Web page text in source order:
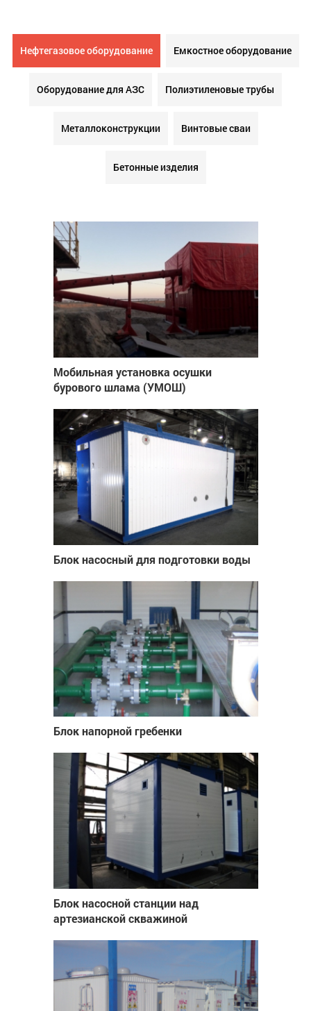
Нефтегазовое оборудование Емкостное оборудование
Оборудование для АЗС Полиэтиленовые трубы
Металлоконструкции Винтовые сваи
Бетонные изделия
Мобильная установка осушки
бурового шлама (УМОШ)
Блок насосный для подготовки воды
Блок напорной гребенки
Блок насосной станции над
артезианской скважиной